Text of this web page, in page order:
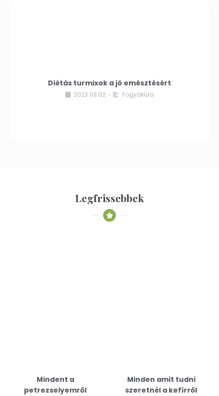
Diétás turmixok a jó emésztésért
2023.03.02. • Fogyókúra
Legfrissebbek
Mindent a
petrezselyemről
Minden amit tudni
szeretnél a kefírről